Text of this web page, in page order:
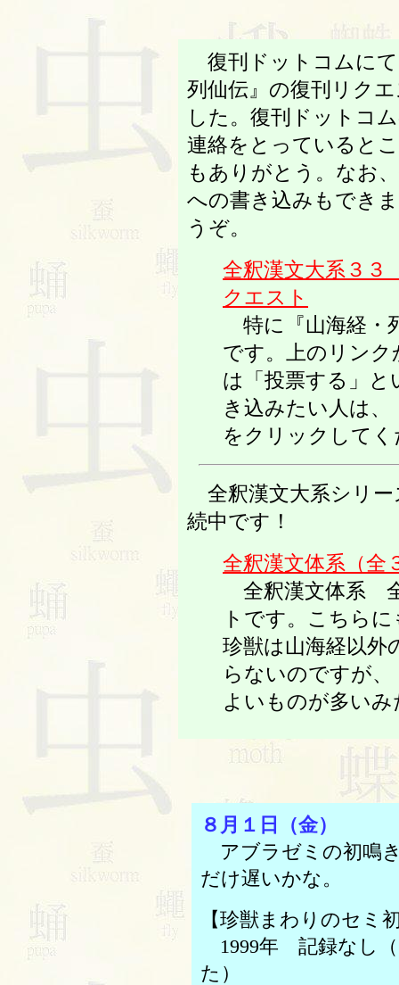
復刊ドットコムに
列仙伝』の復刊リク
した。復刊ドットコ
連絡をとっていると
もありがとう。なお
への書き込みもでき
うぞ。
全釈漢文大系３３
クエスト
特に『山海経・
です。上のリン
は「投票する」
き込みたい人は
をクリックして
全釈漢文大系シリー
続中です！
全釈漢文体系（全
全釈漢文体系
トです。こちら
珍獣は山海経以外
らないのですが
よいものが多い
８月１日（金）
アブラゼミの初鳴
だけ遅いかな。
【珍獣まわりのセミ
1999年 記録なし（
た）